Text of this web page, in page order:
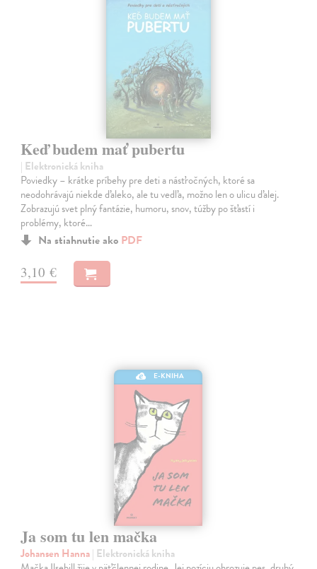
Keď budem mať pubertu
| Elektronická kniha
Poviedky – krátke príbehy pre deti a násťročných, ktoré sa
neodohrávajú niekde ďaleko, ale tu vedľa, možno len o ulicu ďalej.
Zobrazujú svet plný fantázie, humoru, snov, túžby po šťastí i
problémy, ktoré…
Na stiahnutie ako PDF
3,10 €
E-KNIHA
Ja som tu len mačka
Johansen Hanna| Elektronická kniha